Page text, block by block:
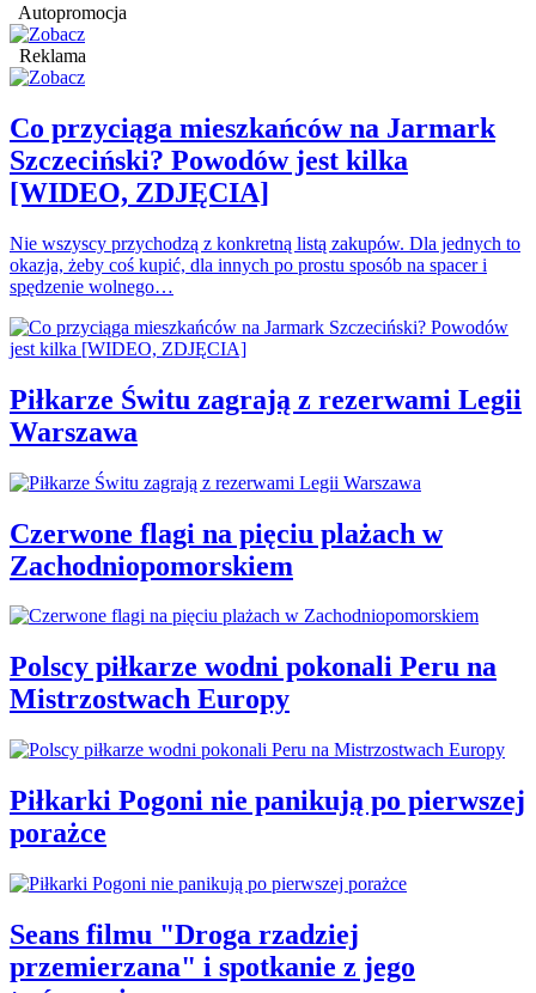
Autopromocja
Reklama
Co przyciąga mieszkańców na Jarmark
Szczeciński? Powodów jest kilka
[WIDEO, ZDJĘCIA]
Nie wszyscy przychodzą z konkretną listą zakupów. Dla jednych to
okazja, żeby coś kupić, dla innych po prostu sposób na spacer i
spędzenie wolnego…
Piłkarze Świtu zagrają z rezerwami Legii
Warszawa
Czerwone flagi na pięciu plażach w
Zachodniopomorskiem
Polscy piłkarze wodni pokonali Peru na
Mistrzostwach Europy
Piłkarki Pogoni nie panikują po pierwszej
porażce
Seans filmu "Droga rzadziej
przemierzana" i spotkanie z jego